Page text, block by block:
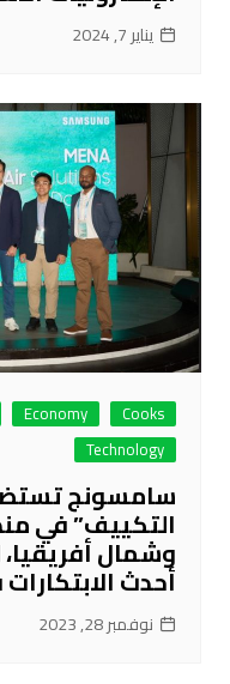
يناير 7, 2024
Cooks
Economy
Technology
سامسونج
التكييف” في
وشمال
أحدث
نوفمبر 28, 2023